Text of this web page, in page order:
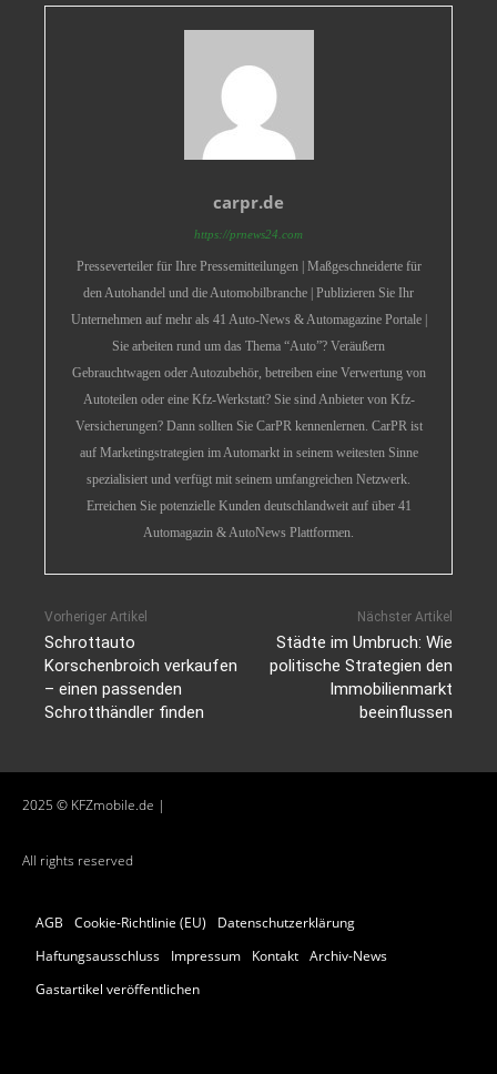
carpr.de
https://prnews24.com
Presseverteiler für Ihre Pressemitteilungen | Maßgeschneiderte für
den Autohandel und die Automobilbranche | Publizieren Sie Ihr
Unternehmen auf mehr als 41 Auto-News & Automagazine Portale |
Sie arbeiten rund um das Thema “Auto”? Veräußern
Gebrauchtwagen oder Autozubehör, betreiben eine Verwertung von
Autoteilen oder eine Kfz-Werkstatt? Sie sind Anbieter von Kfz-
Versicherungen? Dann sollten Sie CarPR kennenlernen. CarPR ist
auf Marketingstrategien im Automarkt in seinem weitesten Sinne
spezialisiert und verfügt mit seinem umfangreichen Netzwerk.
Erreichen Sie potenzielle Kunden deutschlandweit auf über 41
Automagazin & AutoNews Plattformen.
Vorheriger Artikel
Schrottauto
Korschenbroich verkaufen
– einen passenden
Schrotthändler finden
Nächster Artikel
Städte im Umbruch: Wie
politische Strategien den
Immobilienmarkt
beeinflussen
2025 © KFZmobile.de |
All rights reserved
AGB Cookie-Richtlinie (EU)
Datenschutzerklärung
Haftungsausschluss
Impressum Kontakt Archiv-News
Gastartikel veröffentlichen